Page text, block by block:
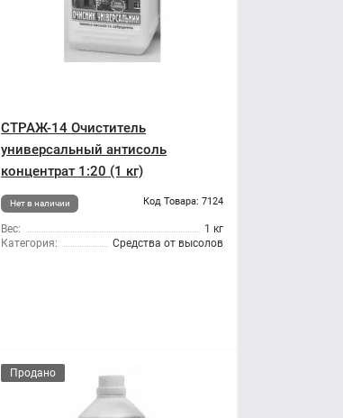
СТРАЖ-14 Очиститель
универсальный антисоль
концентрат 1:20 (1 кг)
Нет в наличии Код Товара: 7124
Вес:
1 кг
Категория:
Средства от высолов
Продано